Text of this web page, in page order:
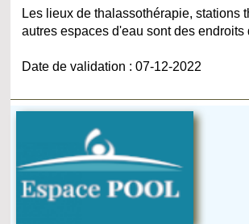
Les lieux de thalassothérapie, stations
autres espaces d'eau sont des endroits
Date de validation : 07-12-2022